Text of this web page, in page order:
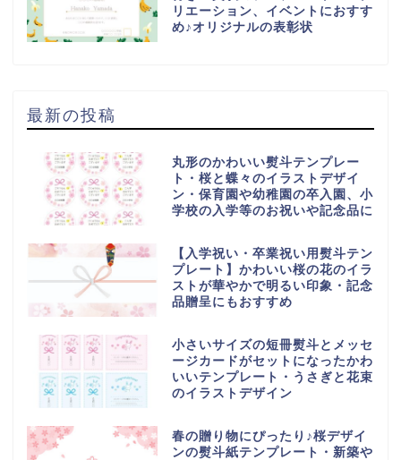
リエーション、イベントにおすす
め♪オリジナルの表彰状
最新の投稿
丸形のかわいい熨斗テンプレー
ト・桜と蝶々のイラストデザイ
ン・保育園や幼稚園の卒入園、小
学校の入学等のお祝いや記念品に
【入学祝い・卒業祝い用熨斗テン
プレート】かわいい桜の花のイラ
ストが華やかで明るい印象・記念
品贈呈にもおすすめ
小さいサイズの短冊熨斗とメッセ
ージカードがセットになったかわ
いいテンプレート・うさぎと花束
のイラストデザイン
春の贈り物にぴったり♪桜デザイ
ンの熨斗紙テンプレート・新築や